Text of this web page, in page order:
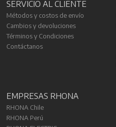
SERVICIO AL CLIENTE
Métodos y costos de envío
Cambios y devoluciones
Términos y Condiciones
Contáctanos
EMPRESAS RHONA
RHONA Chile
RHONA Perú